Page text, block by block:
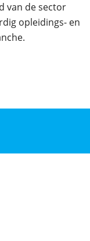
van de sector
opleidings- en